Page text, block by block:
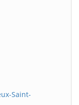
Saint-